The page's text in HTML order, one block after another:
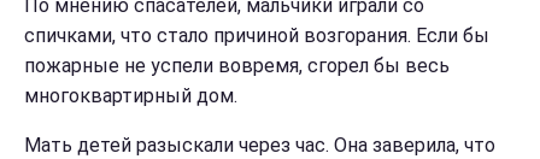
По мнению спасателей, мальчики играли со
спичками, что стало причиной возгорания. Если бы
пожарные не успели вовремя, сгорел бы весь
многоквартирный дом.
Мать детей разыскали через час. Она заверила, что